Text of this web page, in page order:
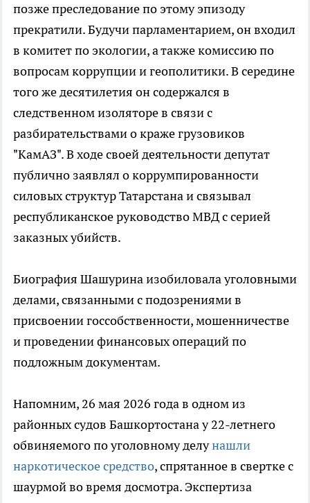
позже преследование по этому эпизоду
прекратили. Будучи парламентарием, он входил
в комитет по экологии, а также комиссию по
вопросам коррупции и геополитики. В середине
того же десятилетия он содержался в
следственном изоляторе в связи с
разбирательствами о краже грузовиков
"КамАЗ". В ходе своей деятельности депутат
публично заявлял о коррумпированности
силовых структур Татарстана и связывал
республиканское руководство МВД с серией
заказных убийств.
Биография Шашурина изобиловала уголовными
делами, связанными с подозрениями в
присвоении госсобственности, мошенничестве
и проведении финансовых операций по
подложным документам.
Напомним, 26 мая 2026 года в одном из
районных судов Башкортостана у 22-летнего
обвиняемого по уголовному делунашли
наркотическое средство, спрятанное в свертке с
шаурмой во время досмотра. Экспертиза